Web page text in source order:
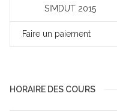
SIMDUT 2015
Faire un paiement
HORAIRE DES COURS